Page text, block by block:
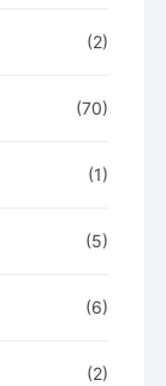
(2)
(70)
(1)
(5)
(6)
(2)